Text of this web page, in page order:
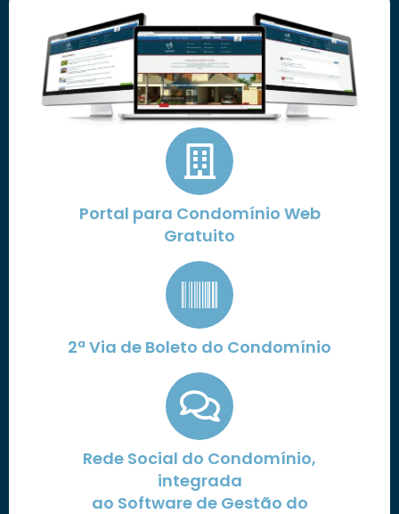
Portal para Condomínio Web
Gratuito
2ª Via de Boleto do Condomínio
Rede Social do Condomínio,
integrada
ao Software de Gestão do